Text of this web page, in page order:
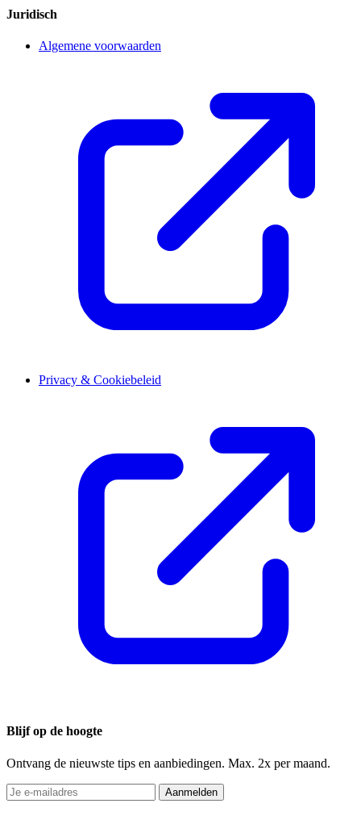
Juridisch
Algemene voorwaarden
Privacy & Cookiebeleid
Blijf op de hoogte
Ontvang de nieuwste tips en aanbiedingen. Max. 2x per maand.
Aanmelden